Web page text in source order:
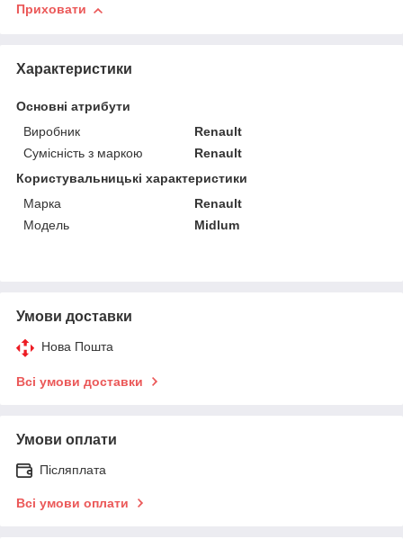
Приховати
Характеристики
Основні атрибути
Виробник
Renault
Сумісність з маркою
Renault
Користувальницькі характеристики
Марка
Renault
Мoдель
Midlum
Умови доставки
Нова Пошта
Всі умови доставки
Умови оплати
Післяплата
Всі умови оплати